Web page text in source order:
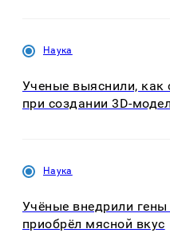
Наука
Ученые выяснили, как
при создании 3D-
Наука
Учёные внедрили
приобрёл мясной вкус